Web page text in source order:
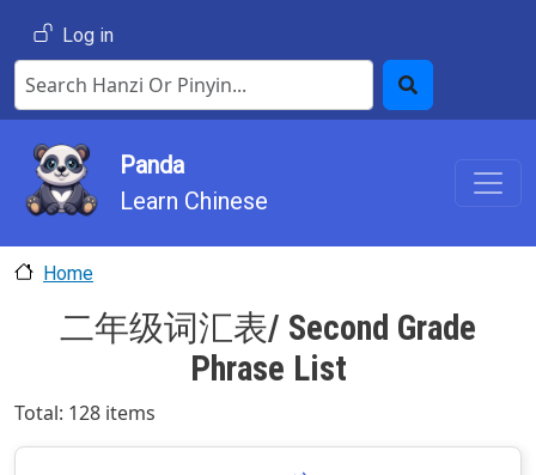
User account menu
Log in
Search Hanzi or Pinyin
Search
Panda
Learn Chinese
Home
二年级词汇表/ Second Grade
Phrase List
Total: 128 items